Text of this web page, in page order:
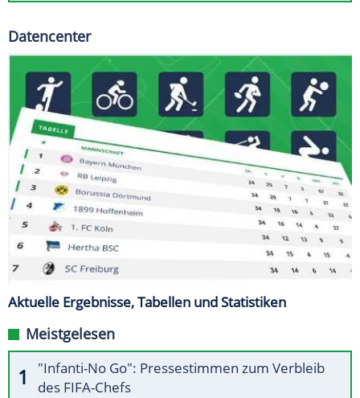
Datencenter
Aktuelle Ergebnisse, Tabellen und Statistiken
Meistgelesen
"Infanti-No Go": Pressestimmen zum Verbleib
des FIFA-Chefs